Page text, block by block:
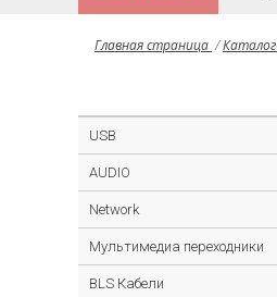
Главная страница /Каталог
USB
AUDIO
Network
Мультимедиа переходники
BLS Кабели